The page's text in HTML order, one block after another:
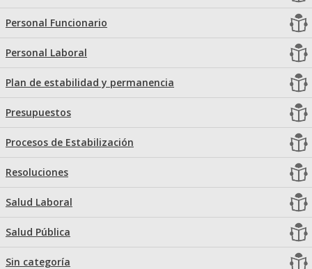
Personal Funcionario
Personal Laboral
Plan de estabilidad y permanencia
Presupuestos
Procesos de Estabilización
Resoluciones
Salud Laboral
Salud Pública
Sin categoría